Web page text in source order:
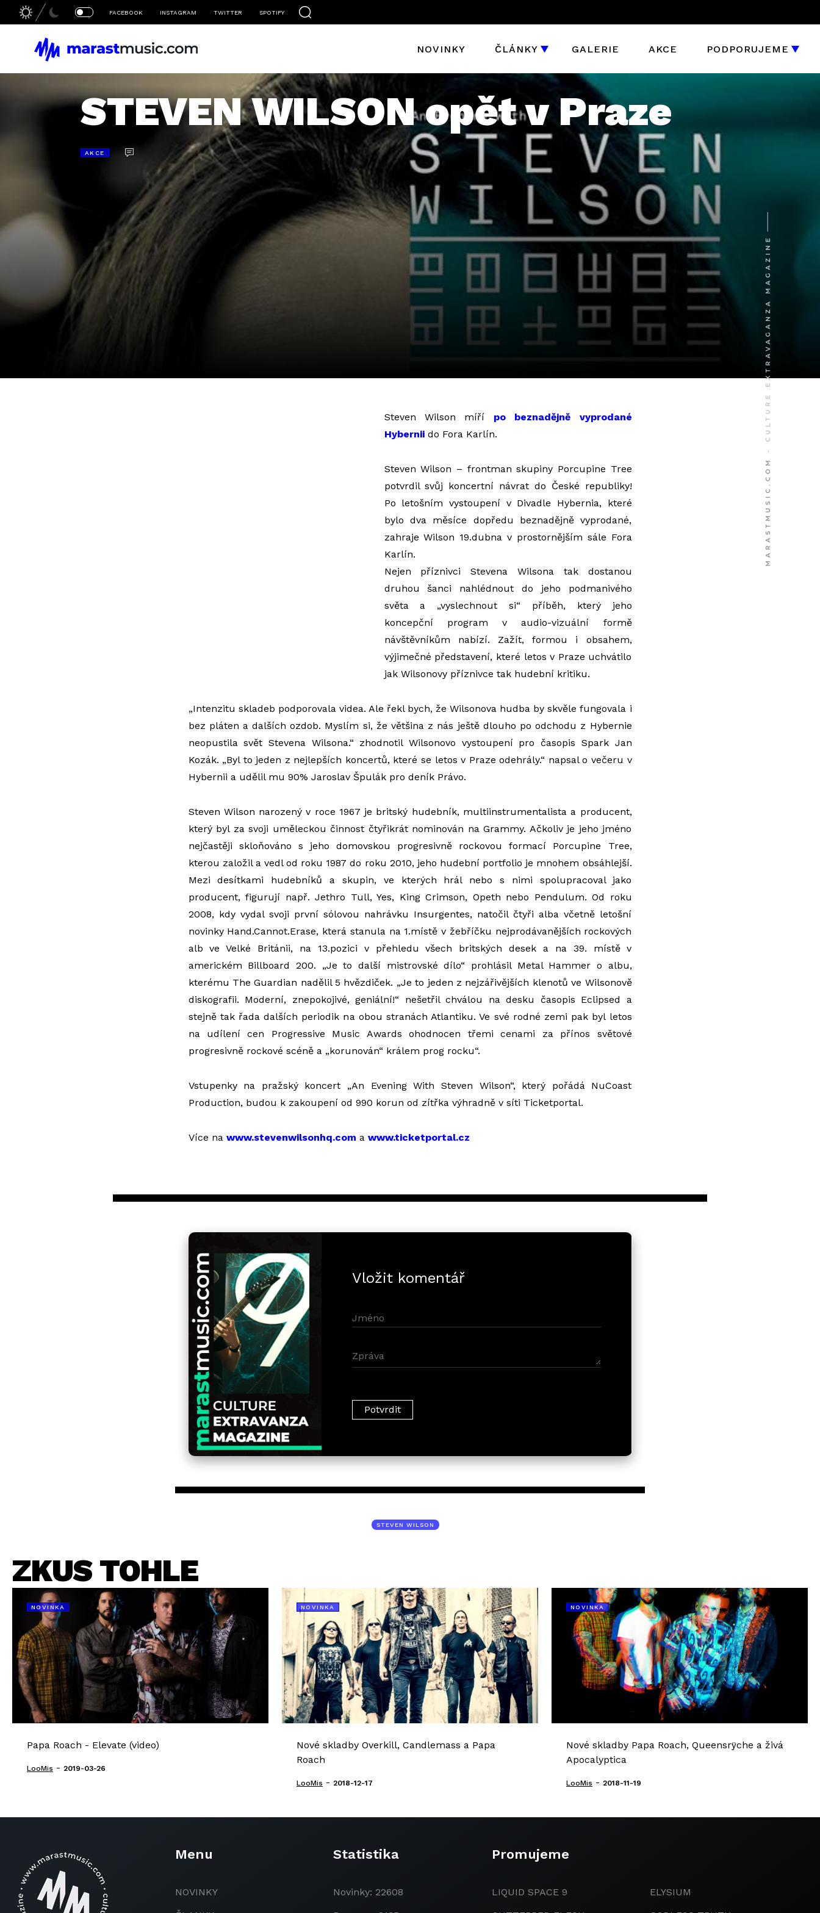
FACEBOOK INSTAGRAM TWITTER SPOTIFY
NOVINKY ČLÁNKY GALERIE AKCE PODPORUJEME
STEVEN WILSON opět v Praze
AKCE
Steven Wilson míří po beznadějně vyprodané
Hyberniido Fora Karlín.
Steven Wilson – frontman skupiny Porcupine Tree
potvrdil svůj koncertní návrat do České republiky!
Po letošním vystoupení v Divadle Hybernia, které
bylo dva měsíce dopředu beznadějně vyprodané,
zahraje Wilson 19.dubna v prostornějším sále Fora
Karlín.
Nejen příznivci Stevena Wilsona tak dostanou
druhou šanci nahlédnout do jeho podmanivého
světa a „vyslechnout si“ příběh, který jeho
koncepční program v audio-vizuální formě
návštěvníkům nabízí. Zažít, formou i obsahem,
výjimečné představení, které letos v Praze uchvátilo
jak Wilsonovy příznivce tak hudební kritiku.
„Intenzitu skladeb podporovala videa. Ale řekl bych, že Wilsonova hudba by skvěle fungovala i
bez pláten a dalších ozdob. Myslím si, že většina z nás ještě dlouho po odchodu z Hybernie
neopustila svět Stevena Wilsona.“ zhodnotil Wilsonovo vystoupení pro časopis Spark Jan
Kozák. „Byl to jeden z nejlepších koncertů, které se letos v Praze odehrály.“ napsal o večeru v
Hybernii a udělil mu 90% Jaroslav Špulák pro deník Právo.
Steven Wilson narozený v roce 1967 je britský hudebník, multiinstrumentalista a producent,
který byl za svoji uměleckou činnost čtyřikrát nominován na Grammy. Ačkoliv je jeho jméno
nejčastěji skloňováno s jeho domovskou progresivně rockovou formací Porcupine Tree,
kterou založil a vedl od roku 1987 do roku 2010, jeho hudební portfolio je mnohem obsáhlejší.
Mezi desítkami hudebníků a skupin, ve kterých hrál nebo s nimi spolupracoval jako
producent, figurují např. Jethro Tull, Yes, King Crimson, Opeth nebo Pendulum. Od roku
2008, kdy vydal svoji první sólovou nahrávku Insurgentes, natočil čtyři alba včetně letošní
novinky Hand.Cannot.Erase, která stanula na 1.místě v žebříčku nejprodávanějších rockových
alb ve Velké Británii, na 13.pozici v přehledu všech britských desek a na 39. místě v
americkém Billboard 200. „Je to další mistrovské dílo“ prohlásil Metal Hammer o albu,
kterému The Guardian nadělil 5 hvězdiček. „Je to jeden z nejzářivějších klenotů ve Wilsonově
diskografii. Moderní, znepokojivé, geniální!“ nešetřil chválou na desku časopis Eclipsed a
stejně tak řada dalších periodik na obou stranách Atlantiku. Ve své rodné zemi pak byl letos
na udílení cen Progressive Music Awards ohodnocen třemi cenami za přínos světové
progresivně rockové scéně a „korunován“ králem prog rocku“.
Vstupenky na pražský koncert „An Evening With Steven Wilson“, který pořádá NuCoast
Production, budou k zakoupení od 990 korun od zítřka výhradně v síti Ticketportal.
Více na www.stevenwilsonhq.com a www.ticketportal.cz
Vložit komentář
STEVEN WILSON
ZKUS TOHLE
NOVINKA
Papa Roach - Elevate (video)
LooMis - 2019-03-26
NOVINKA
Nové skladby Overkill, Candlemass a Papa
Roach
LooMis - 2018-12-17
NOVINKA
Nové skladby Papa Roach, Queensrÿche a živá
Apocalyptica
LooMis - 2018-11-19
Menu
NOVINKY
Statistika
Novinky: 22608
Promujeme
LIQUID SPACE 9
ELYSIUM